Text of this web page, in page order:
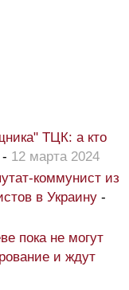
ТЦК: а кто
- 12 марта 2024
коммунист из
в Украину -
пока не могут
и ждут